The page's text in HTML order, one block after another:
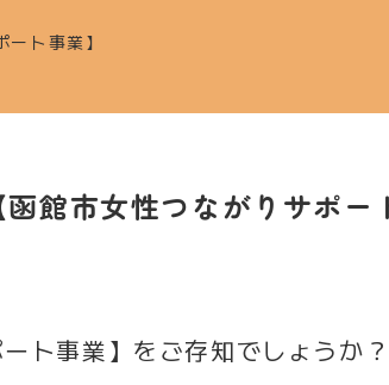
ト事業】
館市女性つながりサポー
ト事業】をご存知でしょうか？